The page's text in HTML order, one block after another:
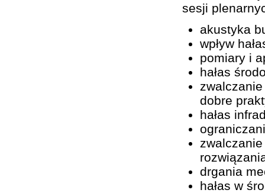
sesji
akustyka
wpływ
pomiary i
hałas
dobre
hałas
drgania
hałas w